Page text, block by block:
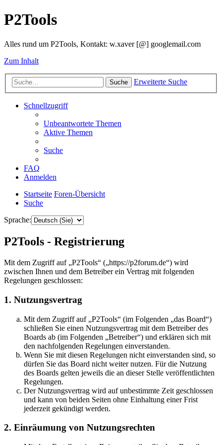
P2Tools
Alles rund um P2Tools, Kontakt: w.xaver [@] googlemail.com
Zum Inhalt
Suche Erweiterte Suche
Schnellzugriff
Unbeantwortete Themen
Aktive Themen
Suche
FAQ
Anmelden
Startseite Foren-Übersicht
Suche
Sprache:
P2Tools - Registrierung
Mit dem Zugriff auf „P2Tools“ („https://p2forum.de“) wird
zwischen Ihnen und dem Betreiber ein Vertrag mit folgenden
Regelungen geschlossen:
1. Nutzungsvertrag
Mit dem Zugriff auf „P2Tools“ (im Folgenden „das Board“)
schließen Sie einen Nutzungsvertrag mit dem Betreiber des
Boards ab (im Folgenden „Betreiber“) und erklären sich mit
den nachfolgenden Regelungen einverstanden.
Wenn Sie mit diesen Regelungen nicht einverstanden sind, so
dürfen Sie das Board nicht weiter nutzen. Für die Nutzung
des Boards gelten jeweils die an dieser Stelle veröffentlichten
Regelungen.
Der Nutzungsvertrag wird auf unbestimmte Zeit geschlossen
und kann von beiden Seiten ohne Einhaltung einer Frist
jederzeit gekündigt werden.
2. Einräumung von Nutzungsrechten